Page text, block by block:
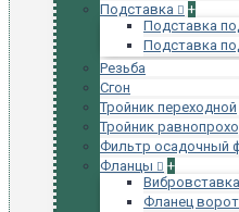
Подставка
+
Подставка
Подставка
Резьба
Сгон
Тройник переходной
Тройник
Фильтр осадочный
Фланцы
+
Фланец